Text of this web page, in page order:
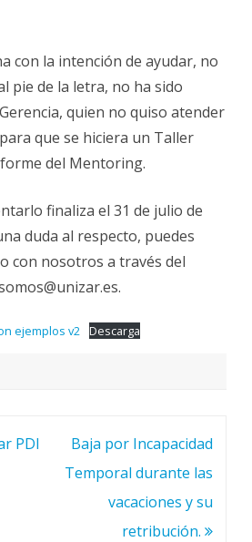
con la intención de ayudar, no
pie de la letra, no ha sido
quien no quiso atender
que se hiciera un Taller
del Mentoring.
finaliza el 31 de julio de
duda al respecto, puedes
con nosotros a través del
ejemplos v2 Descarga
PDI
Baja por Incapacidad
Temporal durante las
vacaciones y su
retribución.